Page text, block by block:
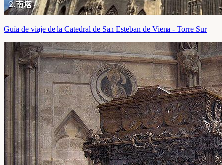
Guía de viaje de la Catedral de San Esteban de Viena - Torre Sur